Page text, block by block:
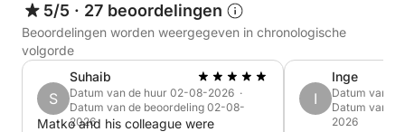
5/5 · 27 beoordelingen
Beoordelingen worden weergegeven in chronologische
volgorde
S
Suhaib
Datum van de huur 02-08-2026 ·
Datum van de beoordeling 02-08-
2026
Matko and his colleague were
I
Inge
Datum van
Datum van
2026